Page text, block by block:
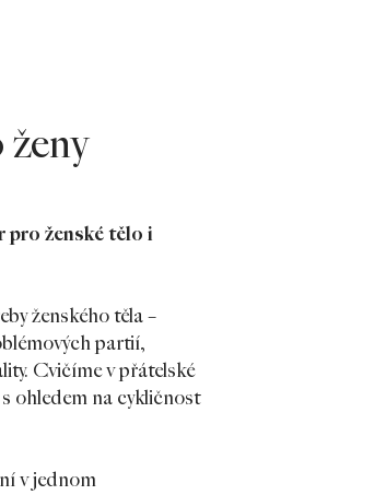
pro ženské tělo i
ženského těla –
partií,
Cvičíme v přátelské
ohledem na cykličnost
v jednom